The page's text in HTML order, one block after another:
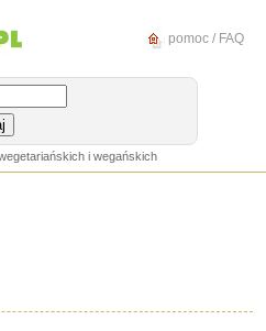
pomoc / FAQ
i wegańskich